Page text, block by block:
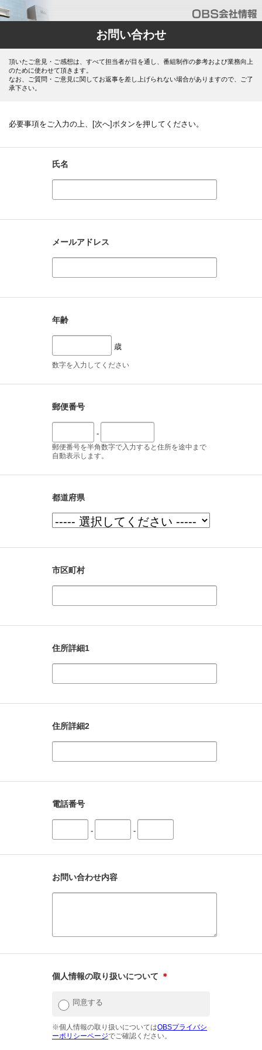
お問い合わせ
頂いたご意見・ご感想は、すべて担当者が目を通し、番組制作の参考および業務向上
のために使わせて頂きます。
なお、ご質問・ご意見に関してお返事を差し上げられない場合がありますので、ご了
承下さい。
必要事項をご入力の上、[次へ]ボタンを押してください。
氏名
メールアドレス
年齢
歳
数字を入力してください
郵便番号
-
郵便番号を半角数字で入力すると住所を途中まで
自動表示します。
都道府県
市区町村
住所詳細1
住所詳細2
電話番号
- -
お問い合わせ内容
個人情報の取り扱いについて ＊
同意する
※個人情報の取り扱いについてはOBSプライバシ
ーポリシーページでご確認ください。